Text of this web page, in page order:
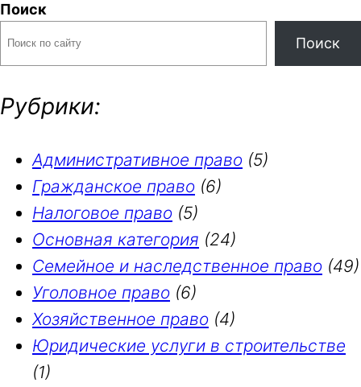
Поиск
Поиск
Рубрики:
Административное право (5)
Гражданское право (6)
Налоговое право (5)
Основная категория (24)
Семейное и наследственное право (49)
Уголовное право (6)
Хозяйственное право (4)
Юридические услуги в строительстве
(1)